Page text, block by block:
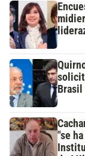
Brasil
"se